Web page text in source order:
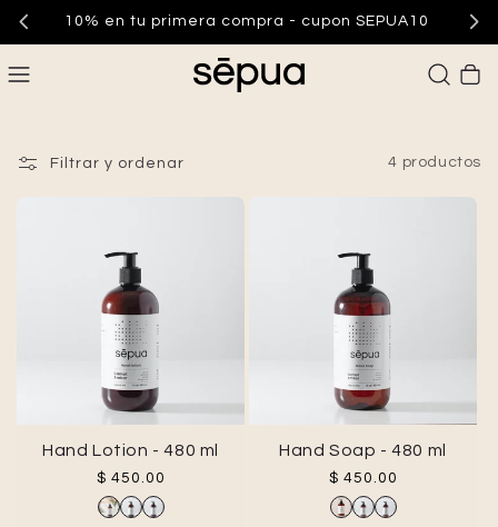
10% en tu primera compra - cupon SEPUA10
Carrito
Filtrar y ordenar 4 productos
Hand Lotion - 480 ml
Precio habitual
$ 450.00
Hand Soap - 480 ml
Precio habitual
$ 450.00